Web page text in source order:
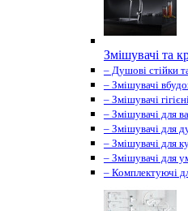
Змішувачі та
– Душові стійки
– Змішувачі
– Змішувачі
– Змішувачі для
– Змішувачі для
– Змішувачі для
– Змішувачі для
– Комплектуючі